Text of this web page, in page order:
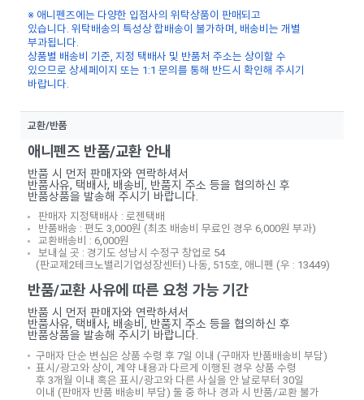
※ 애니펜즈에는 다양한 입점사의 위탁상품이 판매되고
있습니다.위탁배송의 특성상 합배송이 불가하며, 배송비는 개별
부과됩니다.
상품별 배송비 기준, 지정 택배사 및 반품처 주소는 상이할 수
있으므로상세페이지 또는 1:1 문의를 통해 반드시 확인해 주시기
바랍니다.
교환/반품
애니펜즈 반품/교환 안내
반품 시 먼저 판매자와 연락하셔서
반품사유, 택배사, 배송비, 반품지 주소 등을 협의하신 후
반품상품을 발송해 주시기 바랍니다.
판매자 지정택배사 :로젠택배
반품배송 :편도 3,000원 (최초 배송비 무료인 경우 6,000원 부과)
교환배송비 : 6,000원
보내실 곳 :경기도 성남시 수정구 창업로 54
(판교제2테크노밸리기업성장센터) 나동, 515호, 애니펜 (우 : 13449)
반품/교환 사유에 따른 요청 가능 기간
반품 시 먼저 판매자와 연락하셔서
반품사유, 택배사, 배송비, 반품지 주소 등을 협의하신 후
반품상품을 발송해 주시기 바랍니다.
구매자 단순 변심은 상품 수령 후 7일 이내 (구매자 반품배송비 부담)
표시 /광고와 상이 ,계약 내용과 다르게 이행된 경우 상품 수령
후 3개월 이내 혹은 표시 /광고와 다른 사실을 안 날로부터 30일
이내 (판매자 반품 배송비 부담)둘 중 하나 경과 시 반품/교환 불가